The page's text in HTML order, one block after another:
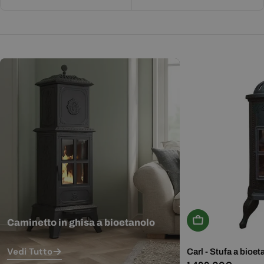
Caminetto in ghisa a bioetanolo
Vedi Tutto
Aggiungi Al
Carl - Stufa a